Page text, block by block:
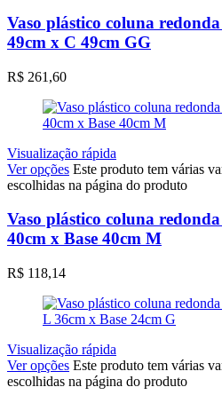
Vaso plástico coluna
49cm x C 49cm GG
R$ 261,60
Visualização rápida
Ver opções Este produto tem várias
escolhidas na página do produto
Vaso plástico coluna
40cm x Base 40cm M
R$ 118,14
Visualização rápida
Ver opções Este produto tem várias
escolhidas na página do produto